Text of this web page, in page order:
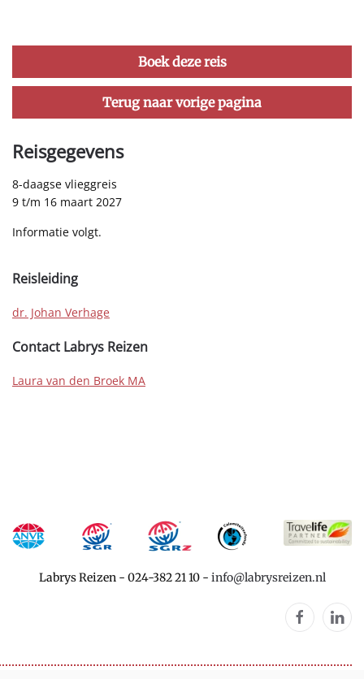
Boek deze reis
Terug naar vorige pagina
Reisgegevens
8-daagse vlieggreis
9 t/m 16 maart 2027
Informatie volgt.
Reisleiding
dr. Johan Verhage
Contact Labrys Reizen
Laura van den Broek MA
Labrys Reizen- 024-382 21 10- info@labrysreizen.nl